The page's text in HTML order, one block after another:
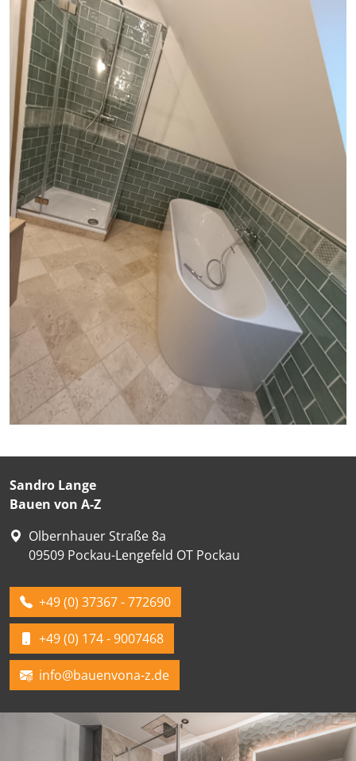
Sandro Lange
Bauen von A-Z
Olbernhauer Straße 8a
09509 Pockau-Lengefeld OT Pockau
+49 (0) 37367 - 772690
+49 (0) 174 - 9007468
info@bauenvona-z.de